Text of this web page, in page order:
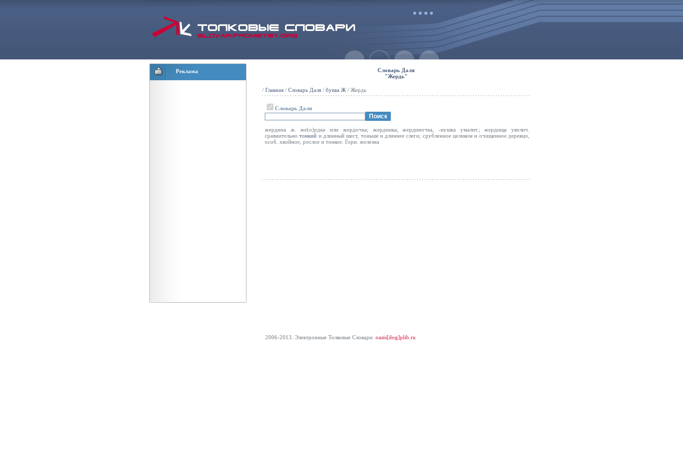
Реклама
Словарь Даля
"Жердь"
/ Главная / Словарь Даля / буква Ж / Жердь
Словарь Даля
жердина ж. же(о)рдка или жердочка; жердинка, жердиночка, -нушка умалит.; жердища увелич.
сравнительнотонкий и длинный шест, тоньше и длиннее слеги; срубленное целиком и очищенное деревцо,
особ. хвойное, рослое и тонкое. Горн. железна
2006-2013. Электронные Толковые Cловари. oasis[dog]plib.ru